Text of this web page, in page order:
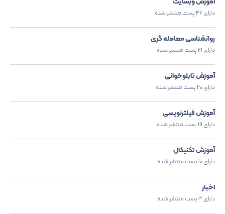
دارای 46 پست منتشر شده
روانشناسی معامله گری
دارای 21 پست منتشر شده
آموزش تابلوخوانی
دارای 20 پست منتشر شده
آموزش فیلترنویسی
دارای 19 پست منتشر شده
آموزش تکنیکال
دارای 10 پست منتشر شده
اخبار
دارای 3 پست منتشر شده